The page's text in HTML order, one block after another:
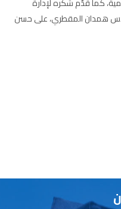
همدان المقطري، على حسن